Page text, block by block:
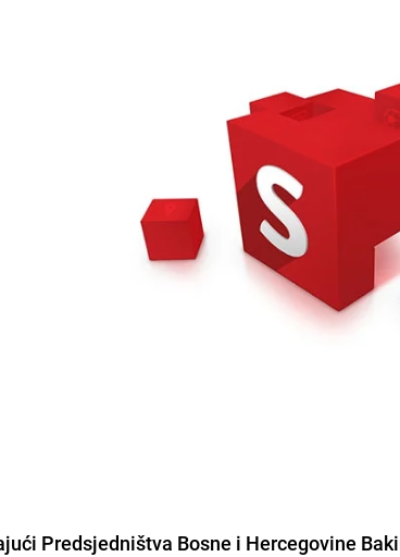
Predsjedništva Bosne i Hercegovine